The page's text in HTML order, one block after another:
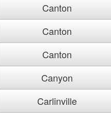
Canton
Canton
Canton
Canyon
Carlinville